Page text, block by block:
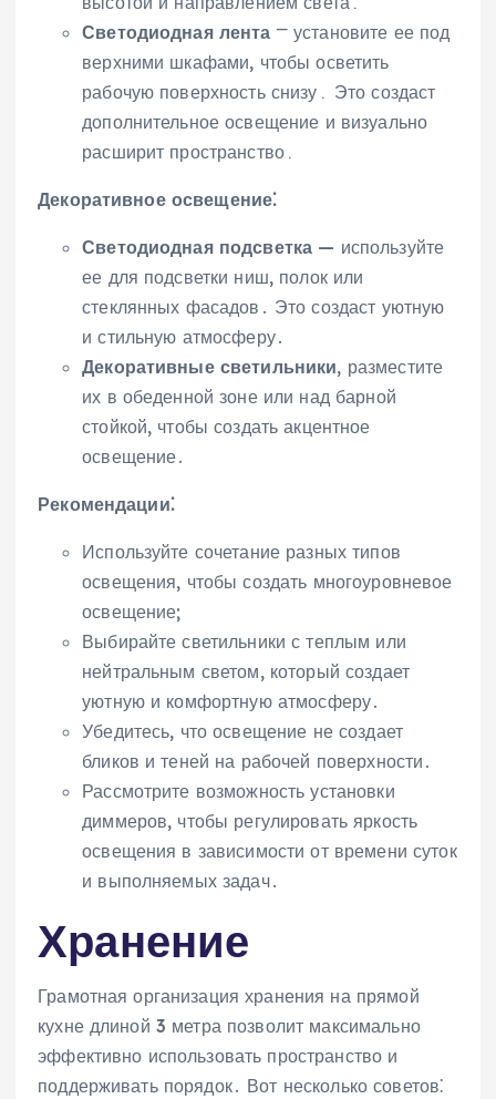
Светодиодная лента ⎻ установите ее под
верхними шкафами‚ чтобы осветить
рабочую поверхность снизу․ Это создаст
дополнительное освещение и визуально
расширит пространство․
Декоративное освещение⁚
Светодиодная подсветка — используйте
ее для подсветки ниш‚ полок или
стеклянных фасадов․ Это создаст уютную
и стильную атмосферу․
Декоративные светильники, разместите
их в обеденной зоне или над барной
стойкой‚ чтобы создать акцентное
освещение․
Рекомендации⁚
Используйте сочетание разных типов
освещения‚ чтобы создать многоуровневое
освещение;
Выбирайте светильники с теплым или
нейтральным светом‚ который создает
уютную и комфортную атмосферу․
Убедитесь‚ что освещение не создает
бликов и теней на рабочей поверхности․
Рассмотрите возможность установки
диммеров‚ чтобы регулировать яркость
освещения в зависимости от времени суток
и выполняемых задач․
Хранение
Грамотная организация хранения на прямой
кухне длиной 3 метра позволит максимально
эффективно использовать пространство и
поддерживать порядок․ Вот несколько советов⁚